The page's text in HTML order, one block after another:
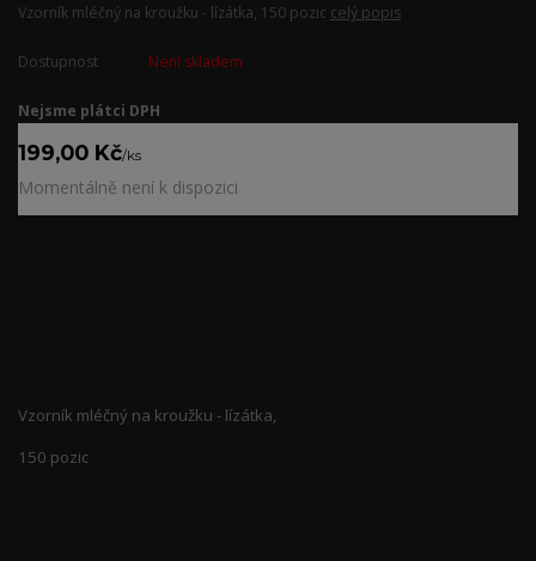
Vzorník mléčný na kroužku - lízátka, 150 pozic celý popis
Dostupnost Není skladem
Nejsme plátci DPH
199,00 Kč/ks
Momentálně není k dispozici
Vzorník mléčný na kroužku - lízátka,
150 pozic